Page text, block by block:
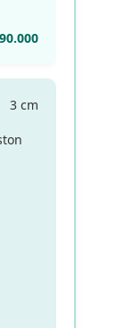
3 cm